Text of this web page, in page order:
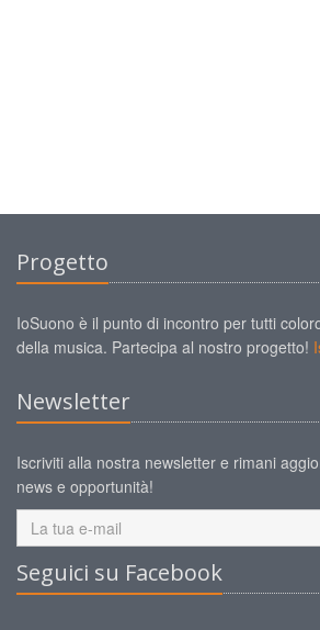
Progetto
IoSuono è il punto di incontro per tutti
della musica. Partecipa al nostro progetto!
Newsletter
Iscriviti alla nostra newsletter e rimani
news e opportunità!
Seguici su Facebook